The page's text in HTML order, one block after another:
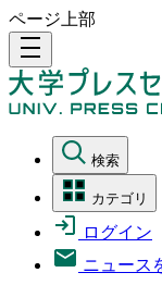
ページ上部
density_medium
検索
カテゴリ
ログイン
ニュース